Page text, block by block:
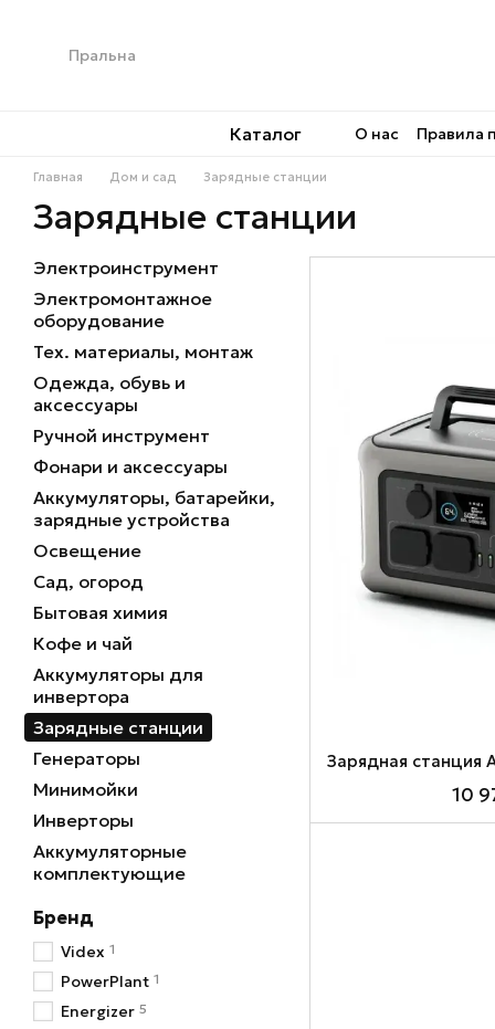
Каталог О нас Правила
Главная Дом и сад Зарядные станции
Зарядные станции
10
Электроинструмент
Электромонтажное
оборудование
Тех. материалы, монтаж
Одежда, обувь и
аксессуары
Ручной инструмент
Фонари и аксессуары
Аккумуляторы, батарейки,
зарядные устройства
Освещение
Сад, огород
Бытовая химия
Кофе и чай
Аккумуляторы для
инвертора
Зарядные станции
Генераторы
Минимойки
Инверторы
Аккумуляторные
комплектующие
Бренд
Videx 1
PowerPlant 1
Energizer 5